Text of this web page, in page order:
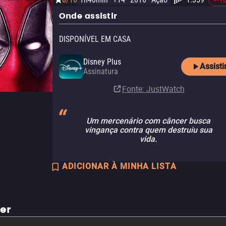
Onde assistir
DISPONÍVEL EM CASA
Disney Plus
Assinatura
Fonte: JustWatch
Um mercenário com câncer busca
vingança contra quem destruiu sua
vida.
ADICIONAR À MINHA LISTA